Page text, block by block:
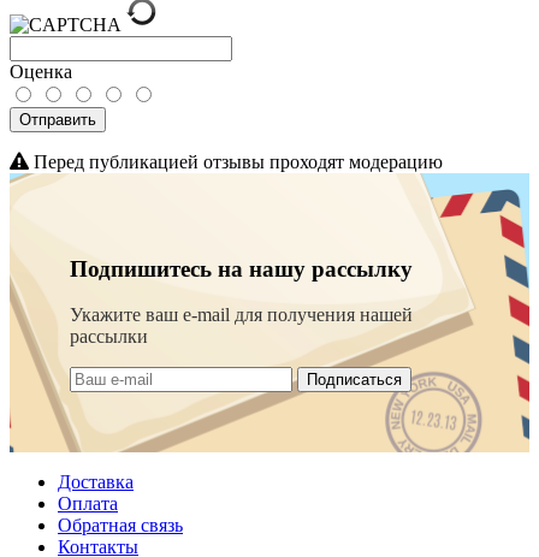
Оценка
Отправить
Перед публикацией отзывы проходят модерацию
Подпишитесь на нашу рассылку
Укажите ваш e-mail для получения нашей
рассылки
Подписаться
Доставка
Оплата
Обратная связь
Контакты